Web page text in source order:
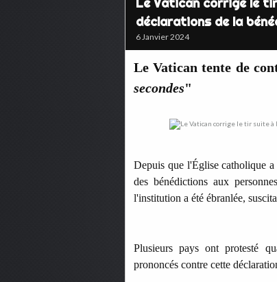
déclarations de la
6 Janvier 2024
Le Vatican tente de
secondes"
Depuis que l'Église catholique
des bénédictions aux
l'institution a été ébranlée,
Plusieurs pays ont protesté
prononcés contre cette